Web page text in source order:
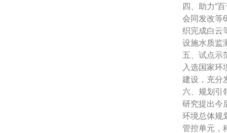
四、助力“
会同发改等
织完成白云
设施水质监
五、试点示
入选国家环
建设，充分
六、规划引
研究提出今
环境总体规
管控单元，